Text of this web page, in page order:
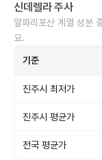
신데렐라 주사
알파리포산 계열 성분
요.
기준
진주시 최저가
진주시 평균가
전국 평균가